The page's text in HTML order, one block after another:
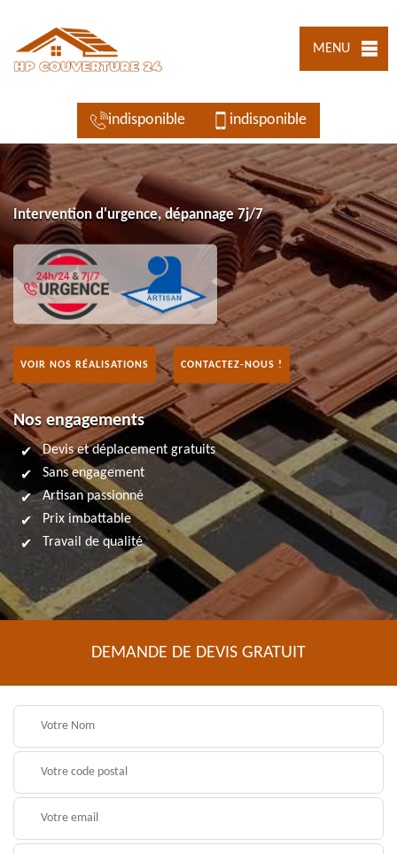
MENU
indisponible indisponible
Intervention d'urgence, dépannage 7j/7
VOIR NOS RÉALISATIONS CONTACTEZ-NOUS !
Nos engagements
Devis et déplacement gratuits
Sans engagement
Artisan passionné
Prix imbattable
Travail de qualité
DEMANDE DE DEVIS GRATUIT